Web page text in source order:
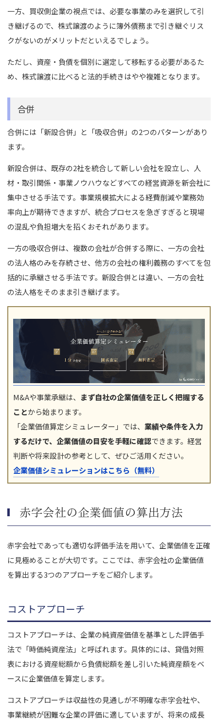
一方、買収側企業の視点では、必要な事業のみを選択して引
き継げるので、株式譲渡のように簿外債務まで引き継ぐリス
クがないのがメリットだといえるでしょう。
ただし、資産・負債を個別に選定して移転する必要があるた
め、株式譲渡に比べると法的手続きはやや複雑となります。
合併
合併には「新設合併」と「吸収合併」の2つのパターンがあり
ます。
新設合併は、既存の2社を統合して新しい会社を設立し、人
材・取引関係・事業ノウハウなどすべての経営資源を新会社に
集中させる手法です。事業規模拡大による経費削減や業務効
率向上が期待できますが、統合プロセスを急ぎすぎると現場
の混乱や負担増大を招くおそれがあります。
一方の吸収合併は、複数の会社が合併する際に、一方の会社
の法人格のみを存続させ、他方の会社の権利義務のすべてを包
括的に承継させる手法です。新設合併とは違い、一方の会社
の法人格をそのまま引き継げます。
M&Aや事業承継は、 まず自社の企業価値を正しく把握する
ことから始まります。
「企業価値算定シミュレーター」では、 業績や条件を入力
するだけで、企業価値の目安を手軽に確認できます。経営
判断や将来設計の参考として、ぜひご活用ください。
企業価値シミュレーションはこちら（無料）
赤字会社の企業価値の算出方法
赤字会社であっても適切な評価手法を用いて、企業価値を正確
に見極めることが大切です。ここでは、赤字会社の企業価値
を算出する3つのアプローチをご紹介します。
コストアプローチ
コストアプローチは、企業の純資産価値を基準とした評価手
法で「時価純資産法」と呼ばれます。具体的には、貸借対照
表における資産総額から負債総額を差し引いた純資産額をベ
ースに企業価値を算定します。
コストアプローチは収益性の見通しが不明確な赤字会社や、
事業継続が困難な企業の評価に適していますが、将来の成長